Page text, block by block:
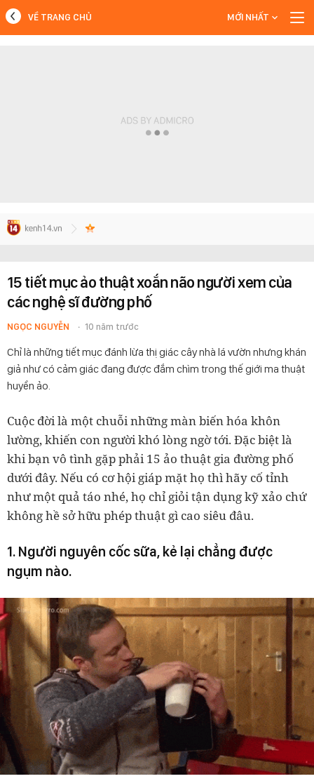
VỀ TRANG CHỦ MỚI NHẤT
15 tiết mục ảo thuật xoắn não người xem của
các nghệ sĩ đường phố
NGỌC NGUYỄN 10 năm trước
Chỉ là những tiết mục đánh lừa thị giác cây nhà lá vườn nhưng khán
giả như có cảm giác đang được đắm chìm trong thế giới ma thuật
huyền ảo.
Cuộc đời là một chuỗi những màn biến hóa khôn
lường, khiến con người khó lòng ngờ tới. Đặc biệt là
khi bạn vô tình gặp phải 15 ảo thuật gia đường phố
dưới đây. Nếu có cơ hội giáp mặt họ thì hãy cố tỉnh
như một quả táo nhé, họ chỉ giỏi tận dụng kỹ xảo chứ
không hề sở hữu phép thuật gì cao siêu đâu.
1. Người nguyên cốc sữa, kẻ lại chẳng được
ngụm nào.